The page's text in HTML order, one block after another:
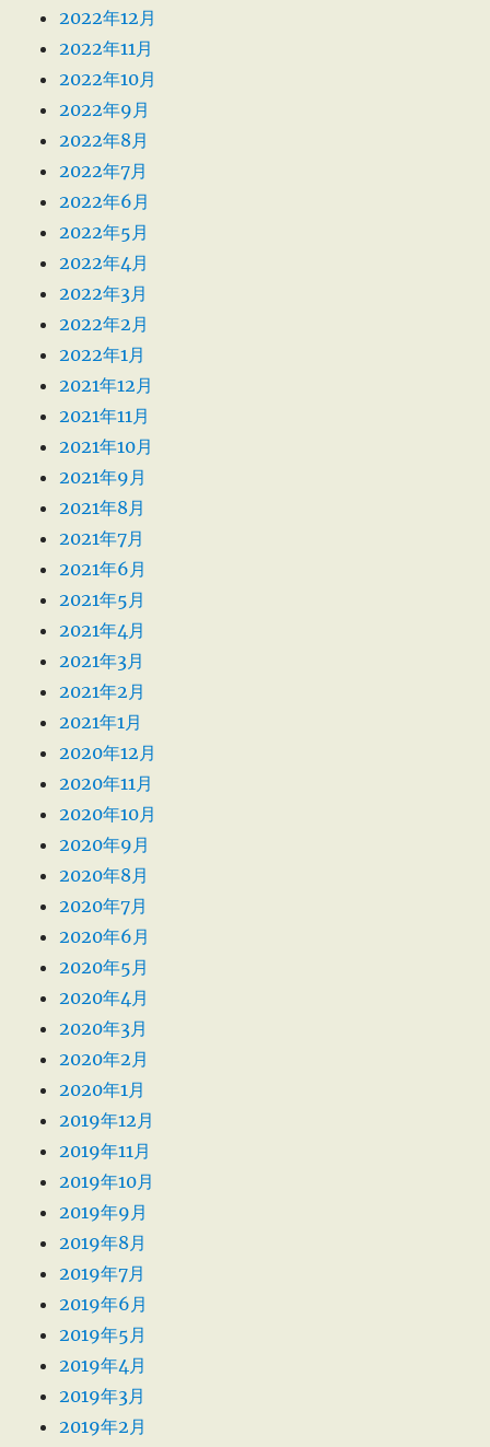
2022年12月
2022年11月
2022年10月
2022年9月
2022年8月
2022年7月
2022年6月
2022年5月
2022年4月
2022年3月
2022年2月
2022年1月
2021年12月
2021年11月
2021年10月
2021年9月
2021年8月
2021年7月
2021年6月
2021年5月
2021年4月
2021年3月
2021年2月
2021年1月
2020年12月
2020年11月
2020年10月
2020年9月
2020年8月
2020年7月
2020年6月
2020年5月
2020年4月
2020年3月
2020年2月
2020年1月
2019年12月
2019年11月
2019年10月
2019年9月
2019年8月
2019年7月
2019年6月
2019年5月
2019年4月
2019年3月
2019年2月